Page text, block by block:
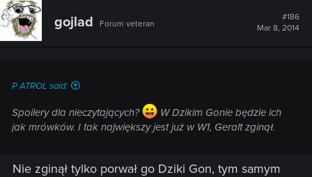
gojlad Forum veteran
#186
Mar 8, 2014
P ATROL said:
Spoilery dla nieczytających?
W Dzikim Gonie będzie ich
jak mrówków. I tak największy jest już w W1, Geralt zginął.
Nie zginął tylko porwał go Dziki Gon, tym samym